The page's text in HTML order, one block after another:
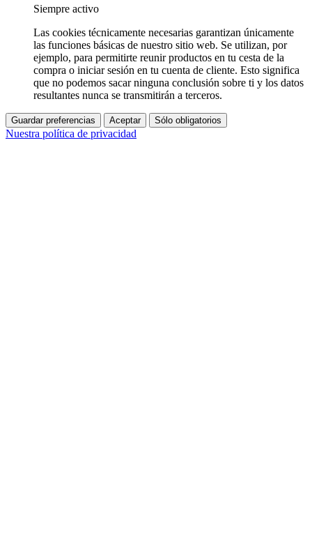
Siempre activo
Las cookies técnicamente necesarias garantizan únicamente
las funciones básicas de nuestro sitio web. Se utilizan, por
ejemplo, para permitirte reunir productos en tu cesta de la
compra o iniciar sesión en tu cuenta de cliente. Esto significa
que no podemos sacar ninguna conclusión sobre ti y los datos
resultantes nunca se transmitirán a terceros.
Guardar preferencias Aceptar Sólo obligatorios
Nuestra política de privacidad